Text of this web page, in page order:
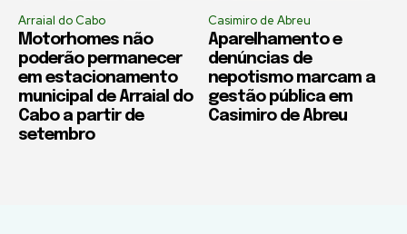
Arraial do Cabo
Motorhomes não
poderão permanecer
em estacionamento
municipal de Arraial do
Cabo a partir de
setembro
Casimiro de Abreu
Aparelhamento e
denúncias de
nepotismo marcam a
gestão pública em
Casimiro de Abreu